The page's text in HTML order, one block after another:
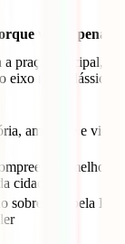
vale a pena
praça principal, a
eixo mais clássico da
ambiente e vida
melhor a
cidade
sobretudo pela